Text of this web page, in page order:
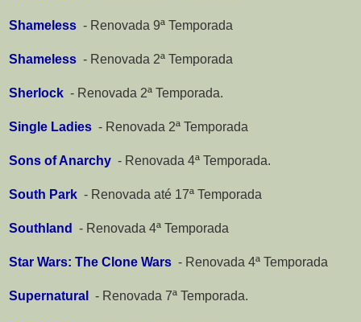
Shameless - Renovada 9ª Temporada
Shameless - Renovada 2ª Temporada
Sherlock - Renovada 2ª Temporada.
Single Ladies - Renovada 2ª Temporada
Sons of Anarchy - Renovada 4ª Temporada.
South Park - Renovada até 17ª Temporada
Southland - Renovada 4ª Temporada
Star Wars: The Clone Wars - Renovada 4ª Temporada
Supernatural - Renovada 7ª Temporada.